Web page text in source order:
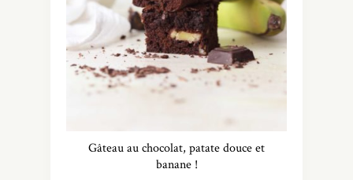
Gâteau au chocolat, patate douce et
banane !